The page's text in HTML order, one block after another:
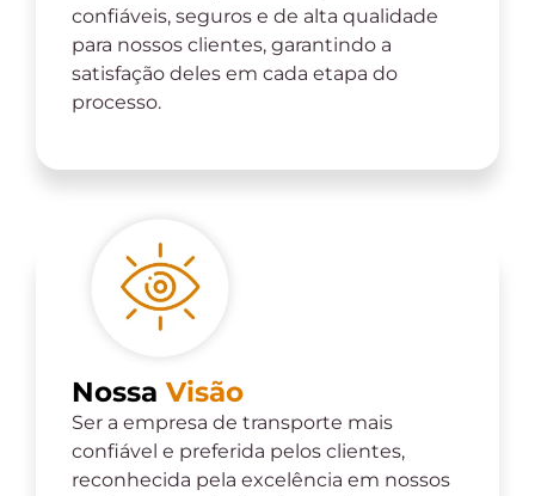
confiáveis, seguros e de alta qualidade
para nossos clientes, garantindo a
satisfação deles em cada etapa do
processo.
Nossa Visão
Ser a empresa de transporte mais
confiável e preferida pelos clientes,
reconhecida pela excelência em nossos